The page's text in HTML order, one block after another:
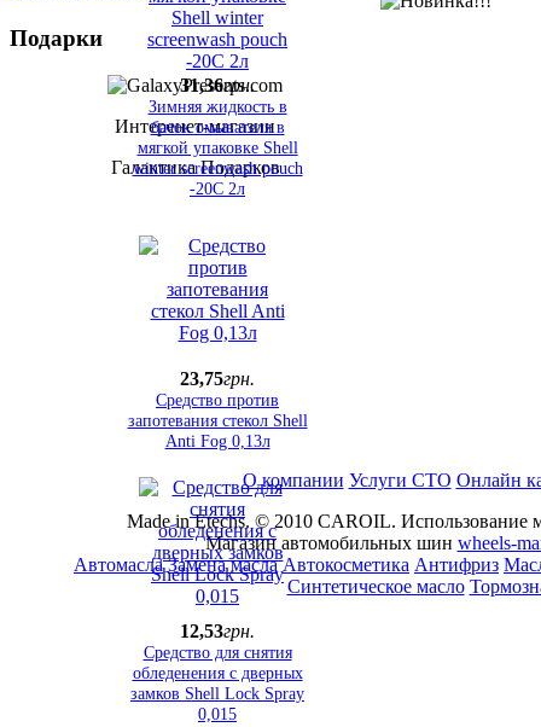
31,36грн.
Зимняя жидкость в
бачок омывателя в
мягкой упаковке Shell
winter screenwash pouch
-20C 2л
23,75грн.
Средство против
запотевания стекол Shell
Anti Fog 0,13л
12,53грн.
Средство для снятия
обледенения с дверных
замков Shell Lock Spray
0,015
Подарки
Интеренет-магазин
Галактика Подарков
О компании Услуги СТО Онлайн
Made in Etechs. © 2010 CAROIL. Использование
Магазин автомобильных шин wheels-
Автомасла Замена масла Автокосметика Антифриз
Синтетическое масло